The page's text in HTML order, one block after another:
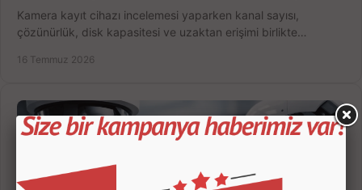
Kamera kayıt cihazı incelemesi yaparken kanal sayısı,
çözünürlük, disk kapasitesi ve uzaktan erişimi birlikte
16 Temmuz 2026